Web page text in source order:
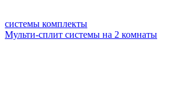
системы комплекты
Мульти-сплит системы на 2 комнаты